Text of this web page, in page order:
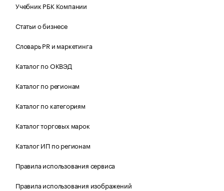
Учебник РБК Компании
Статьи о бизнесе
Словарь PR и маркетинга
Каталог по ОКВЭД
Каталог по регионам
Каталог по категориям
Каталог торговых марок
Каталог ИП по регионам
Правила использования сервиса
Правила использования изображений